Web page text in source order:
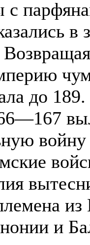
с
в
до
и